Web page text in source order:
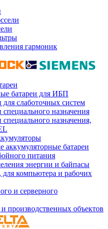
гармоник
батареи для ИБП
слаботочных систем
назначения
назначения,
аккумуляторные батареи
питания
энергии и байпасы
компьютера и рабочих
и серверного
объектов